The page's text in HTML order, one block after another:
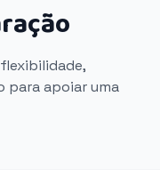
para apoiar uma